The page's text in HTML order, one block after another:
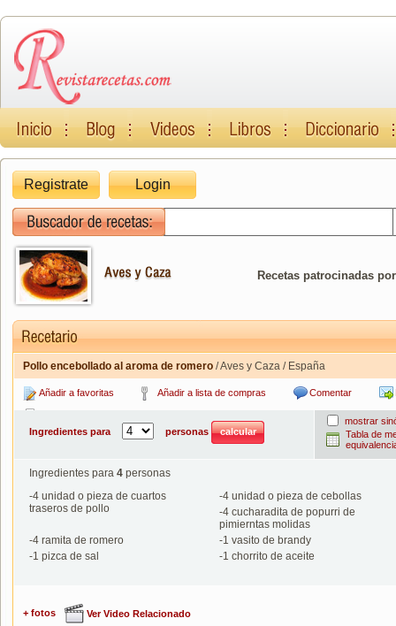
Registrate Login
Recetas patrocinadas
Pollo encebollado al aroma de romero / Aves y Caza / España
Añadir a favoritas Añadir a lista de compras Comentar
Ingredientes para
personas
mostrar
Tabla de
Ingredientes para 4 personas
-4 unidad o pieza de cuartos
traseros de pollo
-4 unidad o pieza de cebollas
-4 cucharadita de popurri de
pimierntas molidas
-4 ramita de romero -1 vasito de brandy
-1 pizca de sal -1 chorrito de aceite
+ fotos Ver Video Relacionado